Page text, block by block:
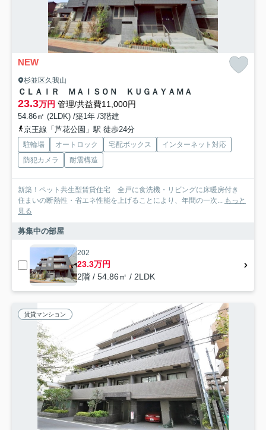
NEW
杉並区久我山
ＣＬＡＩＲ ＭＡＩＳＯＮ ＫＵＧＡＹＡＭＡ
23.3万円 管理/共益費11,000円
54.86㎡ (2LDK) /築1年 /3階建
京王線「芦花公園」駅 徒歩24分
駐輪場 オートロック 宅配ボックス
インターネット対応
防犯カメラ
耐震構造
新築！ペット共生型賃貸住宅 全戸に食洗機・リビングに床暖房付き
住まいの断熱性・省エネ性能を上げることにより、年間の一次... もっと
見る
募集中の部屋
202
23.3万円
2階 / 54.86㎡ / 2LDK
賃貸マンション